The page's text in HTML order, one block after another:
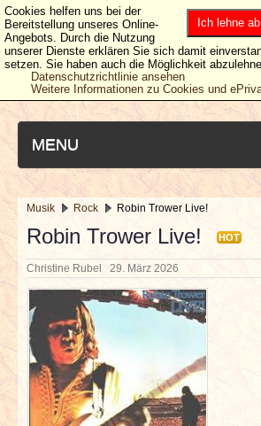
MENU
NEUESTE ARTIKEL
NEWS & DATES
BERICHTE
VERLOSUNGEN
INTERVIEWS
Musik Rock Robin Trower Live!
Robin Trower Live! HOT
Christine Rubel 29. März 2026
Ich lehne ab
Cookies helfen uns bei der
Bereitstellung unseres Online-
Angebots. Durch die Nutzung
unserer Dienste erklären Sie sich damit
setzen. Sie haben auch die Möglichkeit
Datenschutzrichtlinie ansehen
Weitere Informationen zu Cookies und